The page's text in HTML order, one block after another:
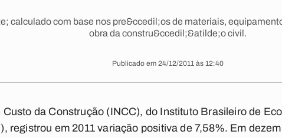
calculado com base nos pre&ccedil;os de materiais,
obra da constru&ccedil;&atilde;o civil.
Publicado em 24/12/2011 às 12:40
Custo da Construção (INCC), do Instituto Brasileiro de
registrou em 2011 variação positiva de 7,58%. Em